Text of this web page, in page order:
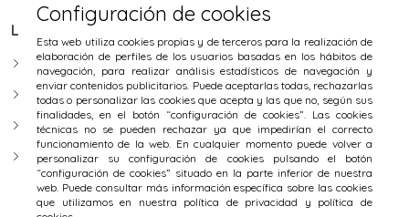
Legal
Política de privacidad
Aviso Legal
Política de Cookies
Configurar cookies
Configuración de cookies
Esta web utiliza cookies propias y de terceros para la realización de
elaboración de perfiles de los usuarios basadas en los hábitos de
navegación, para realizar análisis estadísticos de navegación y
enviar contenidos publicitarios. Puede aceptarlas todas, rechazarlas
todas o personalizar las cookies que acepta y las que no, según sus
finalidades, en el botón “configuración de cookies”. Las cookies
técnicas no se pueden rechazar ya que impedirían el correcto
funcionamiento de la web. En cualquier momento puede volver a
personalizar su configuración de cookies pulsando el botón
“configuración de cookies” situado en la parte inferior de nuestra
web. Puede consultar más información específica sobre las cookies
que utilizamos en nuestra política de privacidad y política de